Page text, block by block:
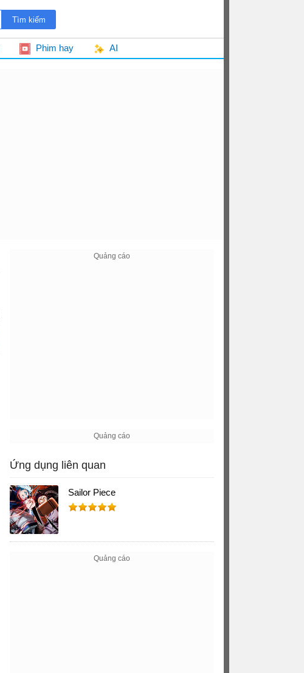
Phim hay AI
Ứng dụng liên quan
Sailor Piece